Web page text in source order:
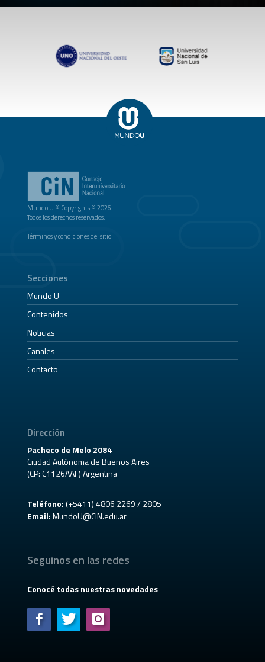
Mundo U ® Copyrights © 2026
Todos los derechos reservados.
Términos y condiciones del sitio
Secciones
Mundo U
Contenidos
Noticias
Canales
Contacto
Dirección
Pacheco de Melo 2084
Ciudad Autónoma de Buenos Aires
(CP: C1126AAF) Argentina
Teléfono:(+5411) 4806 2269 / 2805
Email: MundoU@CIN.edu.ar
Seguinos en las redes
Conocé todas nuestras novedades